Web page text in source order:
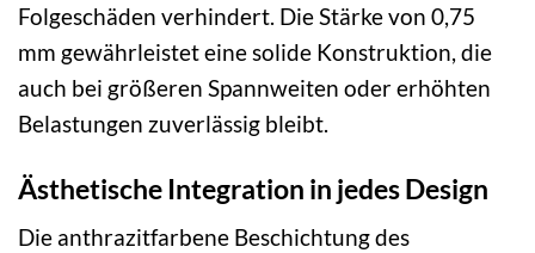
Folgeschäden verhindert. Die Stärke von 0,75
mm gewährleistet eine solide Konstruktion, die
auch bei größeren Spannweiten oder erhöhten
Belastungen zuverlässig bleibt.
Ästhetische Integration in jedes Design
Die anthrazitfarbene Beschichtung des